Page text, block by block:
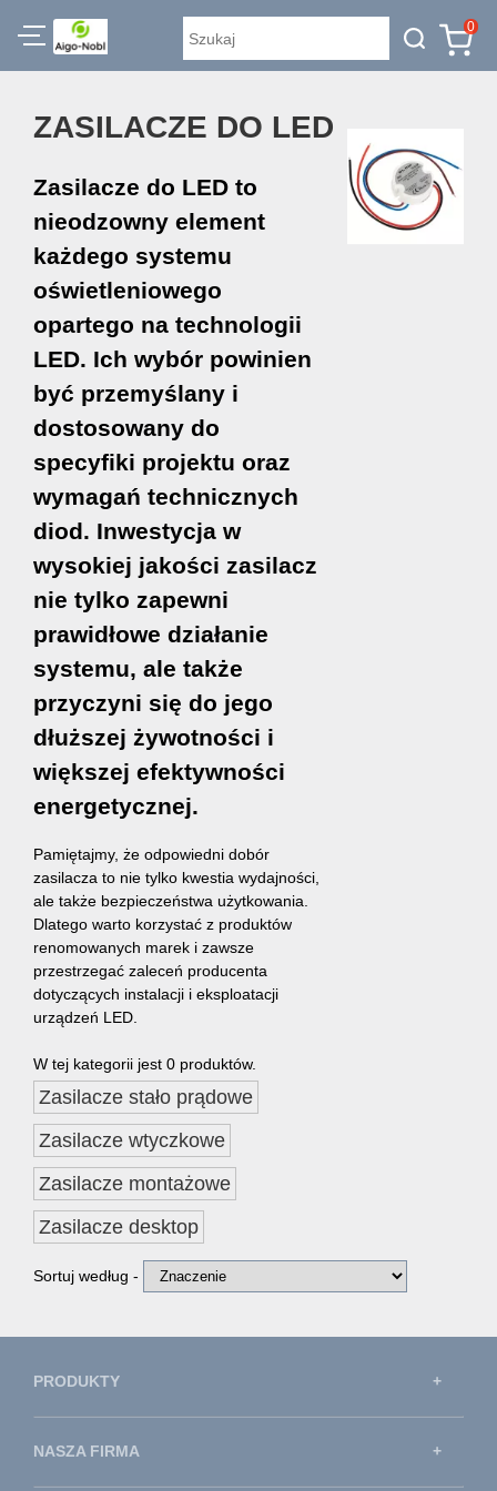
0
ZASILACZE DO LED
Zasilacze do LED to
nieodzowny element
każdego systemu
oświetleniowego
opartego na technologii
LED. Ich wybór powinien
być przemyślany i
dostosowany do
specyfiki projektu oraz
wymagań technicznych
diod. Inwestycja w
wysokiej jakości zasilacz
nie tylko zapewni
prawidłowe działanie
systemu, ale także
przyczyni się do jego
dłuższej żywotności i
większej efektywności
energetycznej.
Pamiętajmy, że odpowiedni dobór
zasilacza to nie tylko kwestia wydajności,
ale także bezpieczeństwa użytkowania.
Dlatego warto korzystać z produktów
renomowanych marek i zawsze
przestrzegać zaleceń producenta
dotyczących instalacji i eksploatacji
urządzeń LED.
W tej kategorii jest 0 produktów.
Zasilacze stało prądowe
Zasilacze wtyczkowe
Zasilacze montażowe
Zasilacze desktop
Sortuj według -
PRODUKTY
NASZA FIRMA